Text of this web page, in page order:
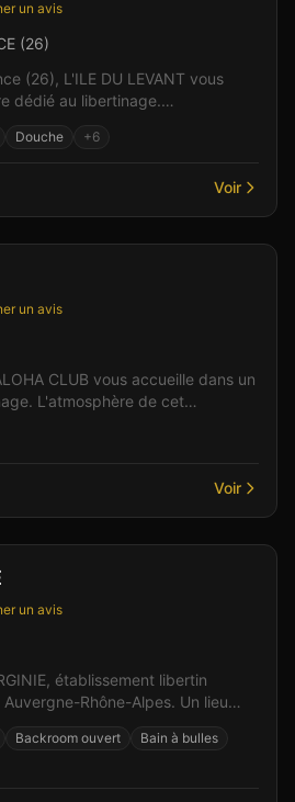
un avis
(26)
(26), L'ILE DU LEVANT vous
dédié au libertinage.
Douche +6
Voir
un avis
CLUB vous accueille dans un
de cet
Voir
un avis
établissement libertin
Rhône-Alpes. Un lieu
Backroom ouvert
Bain à bulles